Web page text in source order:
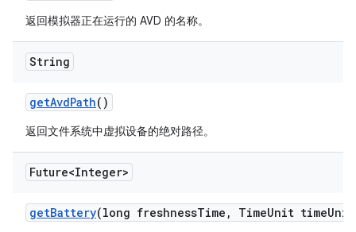
返回模拟器正在运行的 AVD 的名称。
String
getAvdPath()
返回文件系统中虚拟设备的绝对路径。
Future<Integer>
getBattery(long freshnessTime , TimeUnit time